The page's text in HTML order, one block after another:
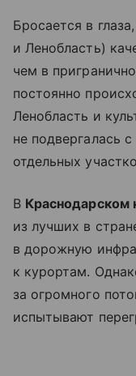
Бросается в
и Ленобласть)
чем в
постоянно
Ленобласть и
не подвергалась
отдельных
В Краснодарском
из лучших в
в дорожную
к курортам.
за огромного
испытывают